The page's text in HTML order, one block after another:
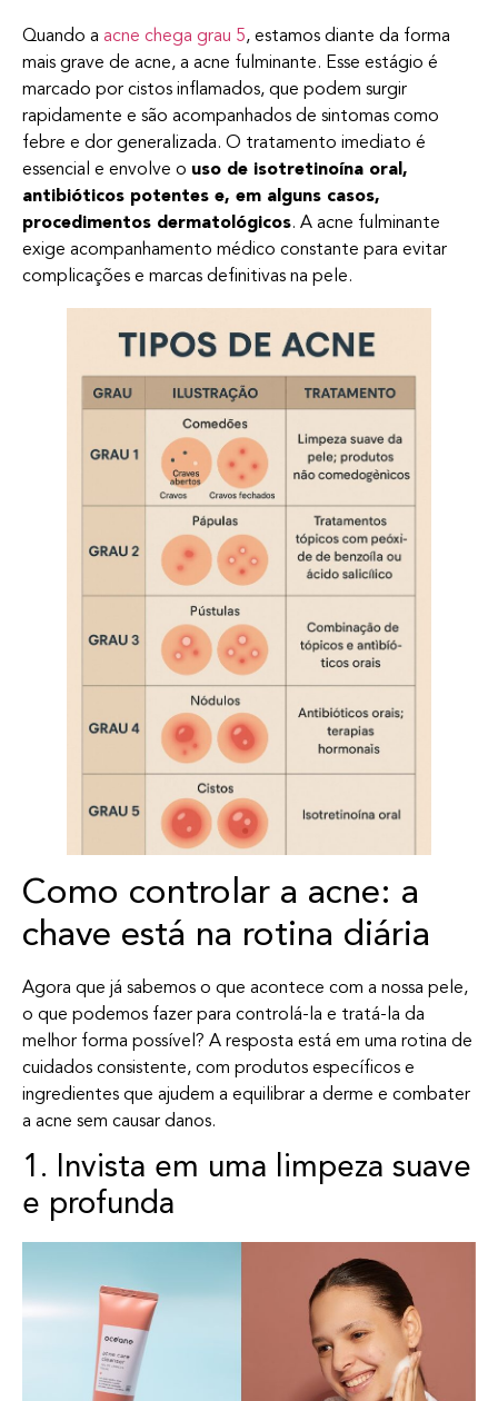
Quando a acne chega grau 5, estamos diante da forma
mais grave de acne, a acne fulminante. Esse estágio é
marcado por cistos inflamados, que podem surgir
rapidamente e são acompanhados de sintomas como
febre e dor generalizada. O tratamento imediato é
essencial e envolve o uso de isotretinoína oral,
antibióticos potentes e, em alguns casos,
procedimentos dermatológicos. A acne fulminante
exige acompanhamento médico constante para evitar
complicações e marcas definitivas na pele.
Como controlar a acne: a
chave está na rotina diária
Agora que já sabemos o que acontece com a nossa pele,
o que podemos fazer para controlá-la e tratá-la da
melhor forma possível? A resposta está em uma rotina de
cuidados consistente, com produtos específicos e
ingredientes que ajudem a equilibrar a derme e combater
a acne sem causar danos.
1. Invista em uma limpeza suave
e profunda